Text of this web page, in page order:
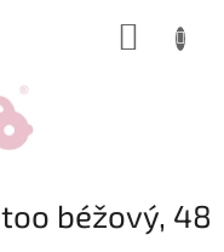
béžový, 48